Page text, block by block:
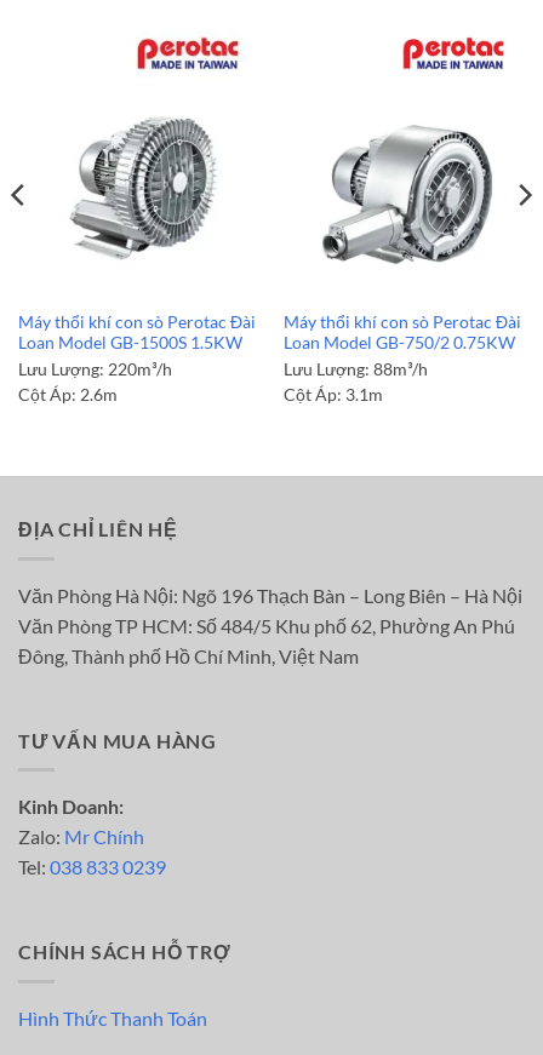
Máy thổi khí con sò Perotac Đài
Loan Model GB-1500S 1.5KW
Lưu Lượng: 220m³/h
Cột Áp: 2.6m
Máy thổi khí con sò Perotac Đài
Loan Model GB-750/2 0.75KW
Lưu Lượng: 88m³/h
Cột Áp: 3.1m
ĐỊA CHỈ LIÊN HỆ
Văn Phòng Hà Nội: Ngõ 196 Thạch Bàn – Long Biên – Hà Nội
Văn Phòng TP HCM: Số 484/5 Khu phố 62, Phường An Phú
Đông, Thành phố Hồ Chí Minh, Việt Nam
TƯ VẤN MUA HÀNG
Kinh Doanh:
Zalo: Mr Chính
Tel: 038 833 0239
CHÍNH SÁCH HỖ TRỢ
Hình Thức Thanh Toán